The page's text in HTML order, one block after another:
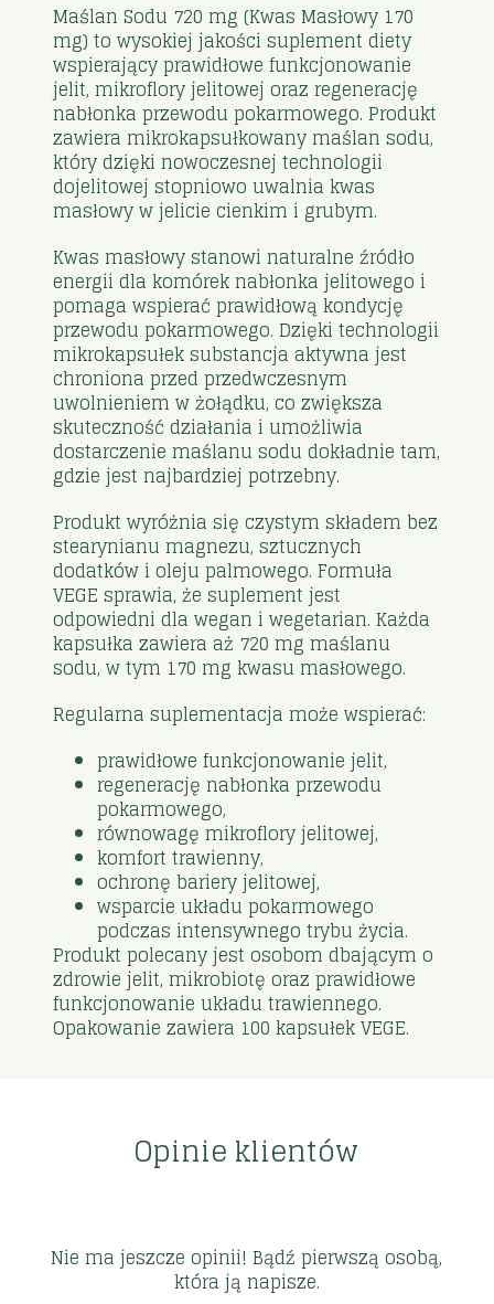
Maślan Sodu 720 mg (Kwas Masłowy 170
mg) to wysokiej jakości suplement diety
wspierający prawidłowe funkcjonowanie
jelit, mikroflory jelitowej oraz regenerację
nabłonka przewodu pokarmowego. Produkt
zawiera mikrokapsułkowany maślan sodu,
który dzięki nowoczesnej technologii
dojelitowej stopniowo uwalnia kwas
masłowy w jelicie cienkim i grubym.
Kwas masłowy stanowi naturalne źródło
energii dla komórek nabłonka jelitowego i
pomaga wspierać prawidłową kondycję
przewodu pokarmowego. Dzięki technologii
mikrokapsułek substancja aktywna jest
chroniona przed przedwczesnym
uwolnieniem w żołądku, co zwiększa
skuteczność działania i umożliwia
dostarczenie maślanu sodu dokładnie tam,
gdzie jest najbardziej potrzebny.
Produkt wyróżnia się czystym składem bez
stearynianu magnezu, sztucznych
dodatków i oleju palmowego. Formuła
VEGE sprawia, że suplement jest
odpowiedni dla wegan i wegetarian. Każda
kapsułka zawiera aż 720 mg maślanu
sodu, w tym 170 mg kwasu masłowego.
Regularna suplementacja może wspierać:
prawidłowe funkcjonowanie jelit,
regenerację nabłonka przewodu
pokarmowego,
równowagę mikroflory jelitowej,
komfort trawienny,
ochronę bariery jelitowej,
wsparcie układu pokarmowego
podczas intensywnego trybu życia.
Produkt polecany jest osobom dbającym o
zdrowie jelit, mikrobiotę oraz prawidłowe
funkcjonowanie układu trawiennego.
Opakowanie zawiera 100 kapsułek VEGE.
Opinie klientów
Nie ma jeszcze opinii! Bądź pierwszą osobą,
która ją napisze.